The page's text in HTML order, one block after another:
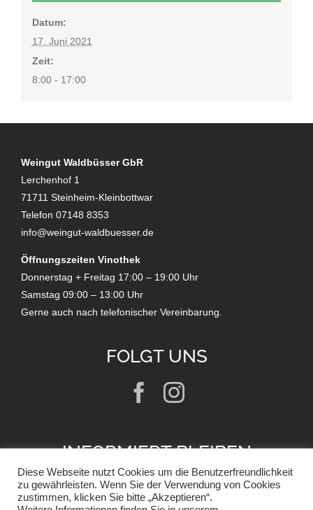
Datum:
17. Juni 2021
Zeit:
8:00 - 17:00
Weingut Waldbüsser GbR
Lerchenhof 1
71711 Steinheim-Kleinbottwar
Telefon 07148 8353
info@weingut-waldbuesser.de
Öffnungszeiten Vinothek
Donnerstag + Freitag 17:00 – 19:00 Uhr
Samstag 09:00 – 13:00 Uhr
Gerne auch nach telefonischer Vereinbarung.
FOLGT UNS
INFORMIERT BLEIBEN
NEWSLETTER ANMELDUNG
Diese Webseite nutzt Cookies um die Benutzerfreundlichkeit
zu gewährleisten. Wenn Sie der Verwendung von Cookies
zustimmen, klicken Sie bitte „Akzeptieren“.